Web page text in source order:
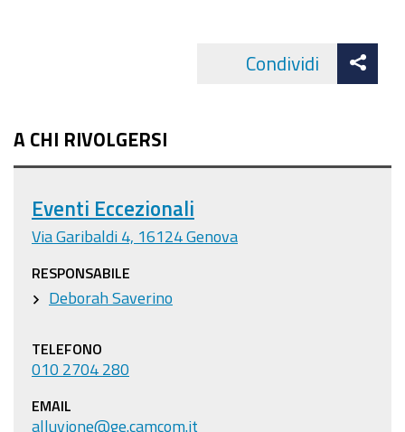
Condividi
A CHI RIVOLGERSI
Eventi Eccezionali
Via Garibaldi 4, 16124 Genova
RESPONSABILE
Deborah Saverino
TELEFONO
010 2704 280
EMAIL
alluvione@ge.camcom.it